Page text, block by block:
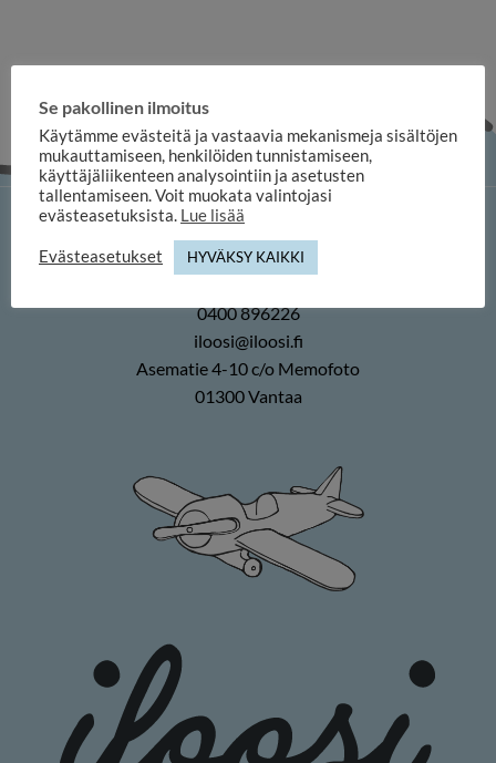
0400 896226
iloosi@iloosi.fi
Asematie 4-10 c/o Memofoto
01300 Vantaa
Se pakollinen ilmoitus
Käytämme evästeitä ja vastaavia mekanismeja sisältöjen
mukauttamiseen, henkilöiden tunnistamiseen,
käyttäjäliikenteen analysointiin ja asetusten
tallentamiseen. Voit muokata valintojasi
evästeasetuksista. Lue lisää
Evästeasetukset HYVÄKSY KAIKKI